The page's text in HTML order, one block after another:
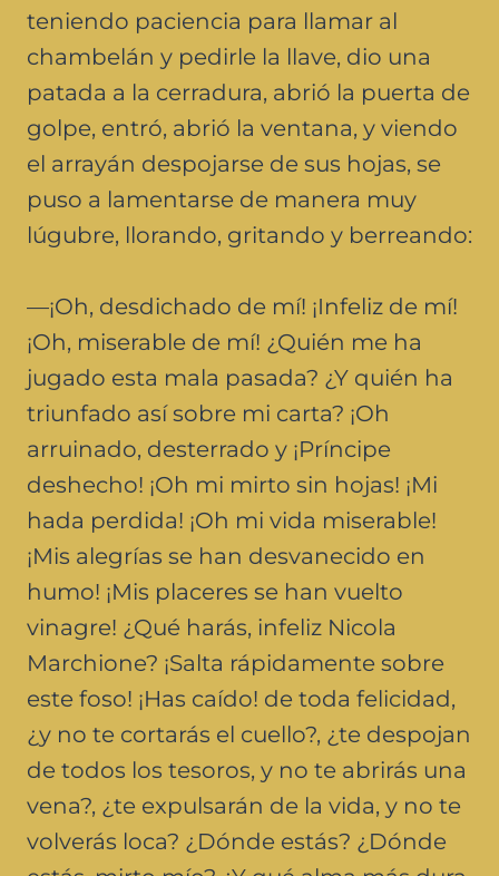
teniendo paciencia para llamar al
chambelán y pedirle la llave, dio una
patada a la cerradura, abrió la puerta de
golpe, entró, abrió la ventana, y viendo
el arrayán despojarse de sus hojas, se
puso a lamentarse de manera muy
lúgubre, llorando, gritando y berreando:
—¡Oh, desdichado de mí! ¡Infeliz de mí!
¡Oh, miserable de mí! ¿Quién me ha
jugado esta mala pasada? ¿Y quién ha
triunfado así sobre mi carta? ¡Oh
arruinado, desterrado y ¡Príncipe
deshecho! ¡Oh mi mirto sin hojas! ¡Mi
hada perdida! ¡Oh mi vida miserable!
¡Mis alegrías se han desvanecido en
humo! ¡Mis placeres se han vuelto
vinagre! ¿Qué harás, infeliz Nicola
Marchione? ¡Salta rápidamente sobre
este foso! ¡Has caído! de toda felicidad,
¿y no te cortarás el cuello?, ¿te despojan
de todos los tesoros, y no te abrirás una
vena?, ¿te expulsarán de la vida, y no te
volverás loca? ¿Dónde estás? ¿Dónde